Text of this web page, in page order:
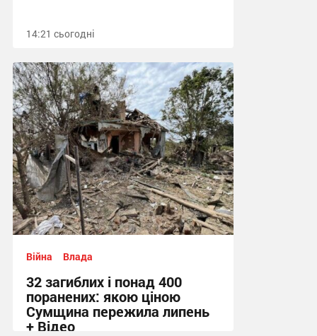
14:21 сьогодні
Війна Влада
32 загиблих і понад 400
поранених: якою ціною
Сумщина пережила липень
+ Відео